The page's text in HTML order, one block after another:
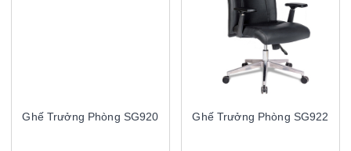
Ghế Trưởng Phòng SG920 Ghế Trưởng Phòng SG922